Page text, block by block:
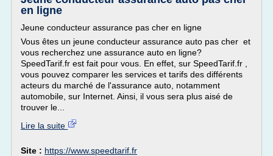
en ligne
Jeune conducteur assurance pas cher en ligne
Vous êtes un jeune conducteur assurance auto pas cher et
vous recherchez une assurance auto en ligne?
SpeedTarif.fr est fait pour vous. En effet, sur SpeedTarif.fr ,
vous pouvez comparer les services et tarifs des différents
acteurs du marché de l'assurance auto, notamment
automobile, sur Internet. Ainsi, il vous sera plus aisé de
trouver le...
Lire la suite
Site : https://www.speedtarif.fr